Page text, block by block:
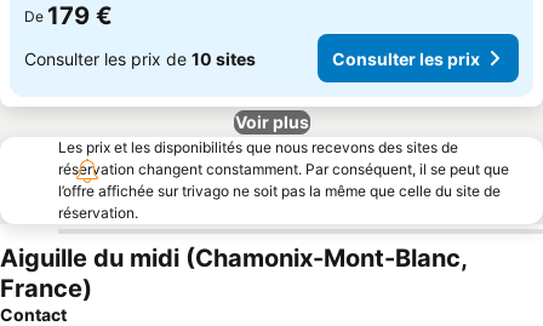
De 179 €
Consulter les prix de 10 sites Consulter les prix
Voir plus
Les prix et les disponibilités que nous recevons des sites de
réservation changent constamment. Par conséquent, il se peut que
l’offre affichée sur trivago ne soit pas la même que celle du site de
réservation.
Aiguille du midi (Chamonix-Mont-Blanc,
France)
Contact